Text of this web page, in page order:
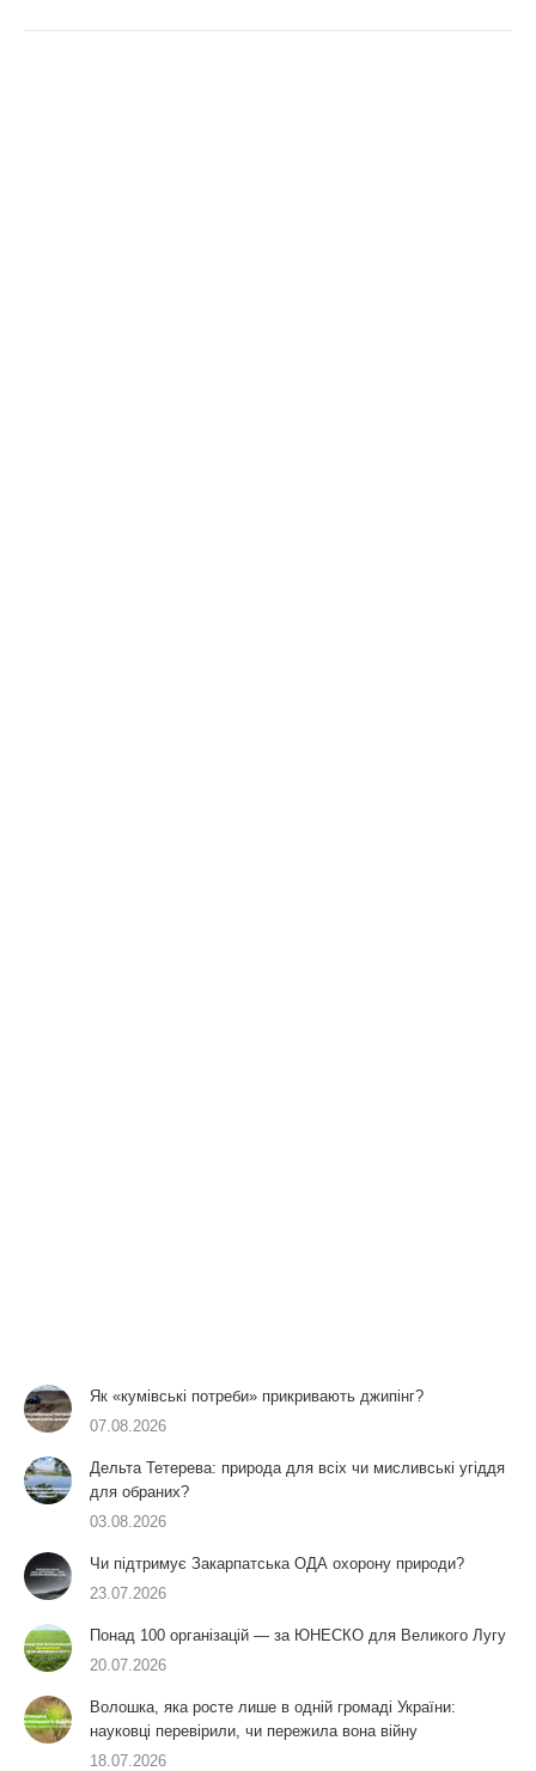
Як «кумівські потреби» прикривають джипінг?
07.08.2026
Дельта Тетерева: природа для всіх чи мисливські угіддя
для обраних?
03.08.2026
Чи підтримує Закарпатська ОДА охорону природи?
23.07.2026
Понад 100 організацій — за ЮНЕСКО для Великого Лугу
20.07.2026
Волошка, яка росте лише в одній громаді України:
науковці перевірили, чи пережила вона війну
18.07.2026